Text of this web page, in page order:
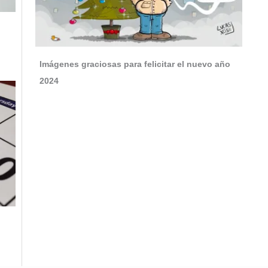
Imágenes graciosas para felicitar el nuevo año
2024